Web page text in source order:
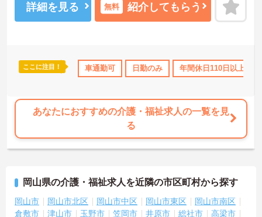
産休･育休･介護休暇取得実績あり ボーナス・賞与あり 社会保
イント♪ご興味のある方は面接ポイントをお伝えしますので、お気軽
詳細を見る 無料 紹介してもらう
ここに注目！ 車通勤可 日勤のみ 年間休日110日以上
あなたにおすすめの介護・福祉求人の一覧を見
る
岡山県の介護・福祉求人を近隣の市区町村から探す
岡山市 岡山市北区 岡山市中区 岡山市東区
岡山市南区
倉敷市
津山市 玉野市 笠岡市 井原市 総社市
高梁市